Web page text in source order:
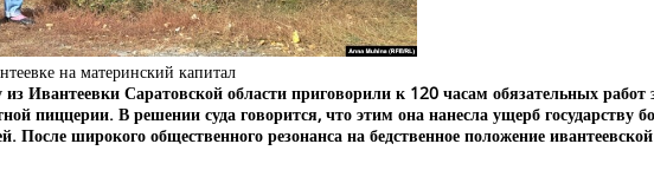
на материнский капитал
Ивантеевки Саратовской области приговорили к 120 часам обязательных работ
пиццерии. В решении суда говорится, что этим она нанесла ущерб государству
После широкого общественного резонанса на бедственное положение